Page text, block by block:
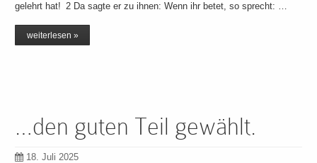
gelehrt hat! 2 Da sagte er zu ihnen: Wenn ihr betet, so sprecht: …
weiterlesen »
…den guten Teil gewählt.
18. Juli 2025